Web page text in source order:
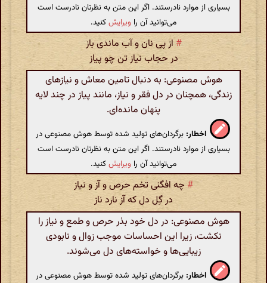
بسیاری از موارد نادرستند. اگر این متن به نظرتان نادرست است
می‌توانید آن را ویرایشکنید.
# از پی نان و آب ماندی باز
در حجاب نیاز تن چو پیاز
هوش مصنوعی: به دنبال تامین معاش و نیازهای
زندگی، همچنان در دل فقر و نیاز، مانند پیاز در چند لایه
پنهان مانده‌ای.
اخطار: برگردان‌های تولید شده توسط هوش مصنوعی در
بسیاری از موارد نادرستند. اگر این متن به نظرتان نادرست است
می‌توانید آن را ویرایشکنید.
# چه افگنی تخم حرص و آز و نیاز
در گِل دل که آز نارد ناز
هوش مصنوعی: در دل خود بذر حرص و طمع و نیاز را
نکشت، زیرا این احساسات موجب زوال و نابودی
زیبایی‌ها و خواسته‌های دل می‌شوند.
اخطار: برگردان‌های تولید شده توسط هوش مصنوعی در